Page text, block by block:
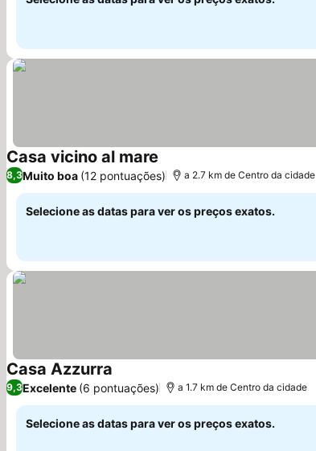
Casa vicino al mare Ver preços
8,3Muito boa (12 pontuações) a 2.7 km de Centro da cidade
Selecione as datas para ver os preços exatos.
Casa Azzurra Ver preços
9,3Excelente (6 pontuações) a 1.7 km de Centro da cidade
Selecione as datas para ver os preços exatos.